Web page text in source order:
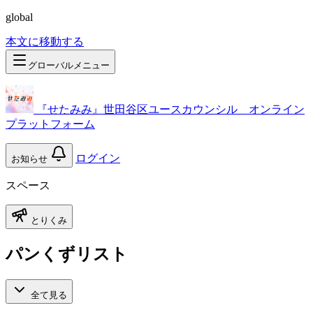
global
本文に移動する
グローバルメニュー
『せたみみ』世田谷区ユースカウンシル オンライン
プラットフォーム
お知らせ ログイン
スペース
とりくみ
パンくずリスト
全て見る